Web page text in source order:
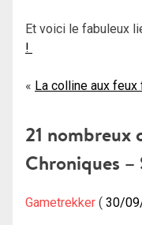
Et voici le fabuleux
!
Navigation
l’article
La colline aux
21 nombreux
Chroniques
Gametrekker 30/